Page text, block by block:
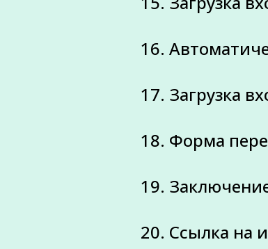
16.
17. Загрузка
18. Форма
19.
20. Ссылка на